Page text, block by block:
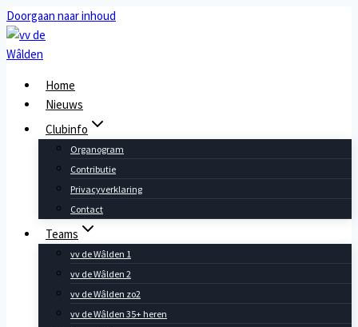
Doorgaan naar inhoud
Home
Nieuws
Clubinfo
Organogram
Contributie
Privacyverklaring
Contact
Teams
vv de Wâlden 1
vv de Wâlden 2
vv de Wâlden zo2
vv de Wâlden 35+ heren